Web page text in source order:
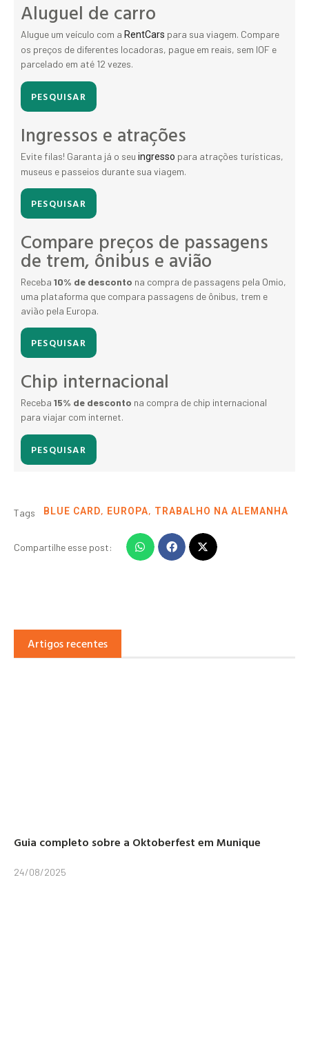
Aluguel de carro
Alugue um veículo com a RentCars para sua viagem. Compare
os preços de diferentes locadoras, pague em reais, sem IOF e
parcelado em até 12 vezes.
PESQUISAR
Ingressos e atrações
Evite filas! Garanta já o seu ingresso para atrações turísticas,
museus e passeios durante sua viagem.
PESQUISAR
Compare preços de passagens
de trem, ônibus e avião
Receba 10% de desconto na compra de passagens pela Omio,
uma plataforma que compara passagens de ônibus, trem e
avião pela Europa.
PESQUISAR
Chip internacional
Receba 15% de desconto na compra de chip internacional
para viajar com internet.
PESQUISAR
Tags BLUE CARD, EUROPA, TRABALHO NA ALEMANHA
Compartilhe esse post:
Artigos recentes
Guia completo sobre a Oktoberfest em Munique
24/08/2025